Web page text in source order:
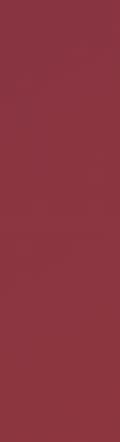
module"
bord →
bord, vous
la barre de menu, et